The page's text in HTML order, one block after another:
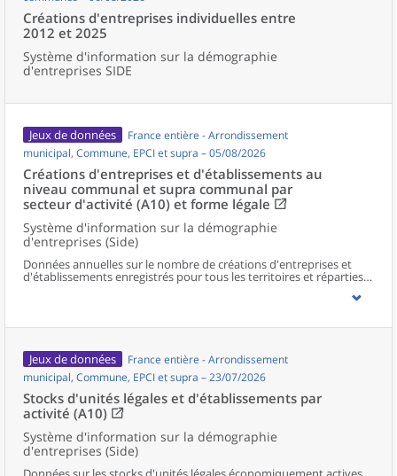
Créations d'entreprises individuelles entre
2012 et 2025
Système d'information sur la démographie
d'entreprises SIDE
Jeux de données
France entière - Arrondissement
municipal, Commune, EPCI et supra – 05/08/2026
Créations d'entreprises et d'établissements au
niveau communal et supra communal par
secteur d'activité (A10) et forme légale
Système d'information sur la démographie
d'entreprises (Side)
Données annuelles sur le nombre de créations d'entreprises et
d'établissements enregistrés pour tous les territoires et réparties
selon le secteur d’activité et la forme légale.
Jeux de données
France entière - Arrondissement
municipal, Commune, EPCI et supra – 23/07/2026
Stocks d'unités légales et d'établissements par
activité (A10)
Système d'information sur la démographie
d'entreprises (Side)